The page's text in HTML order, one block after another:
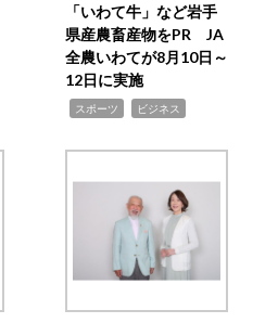
「いわて牛」など岩手
県産農畜産物をPR JA
全農いわてが8月10日～
12日に実施
スポーツ ビジネス